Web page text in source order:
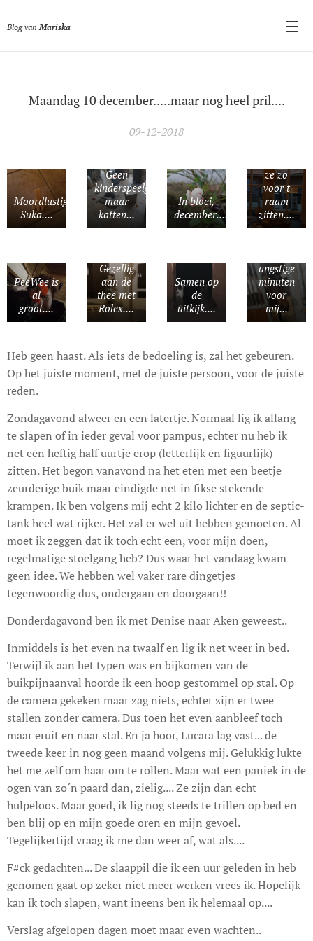
Blog van Mariska
Maandag 10 december.....maar nog heel pril....
09-12-2018
Moordlustige
Suka....
Geen
kinderspeelgoed
maar
katten...
In bloei,
december.....
ze zo
voor t
raam
zitten....
PeeWee is
al
groot....
Gezellig
aan de
thee met
Rolex....
Samen op
de
uitkijk....
de
op de
wand zijn
de enige
angstige
minuten
voor
mij...
Heb geen haast. Als iets de bedoeling is, zal het gebeuren.
Op het juiste moment, met de juiste persoon, voor de juiste
reden.
Zondagavond alweer en een latertje. Normaal lig ik allang
te slapen of in ieder geval voor pampus, echter nu heb ik
net een heftig half uurtje erop (letterlijk en figuurlijk)
zitten. Het begon vanavond na het eten met een beetje
zeurderige buik maar eindigde net in fikse stekende
krampen. Ik ben volgens mij echt 2 kilo lichter en de septic-
tank heel wat rijker. Het zal er wel uit hebben gemoeten. Al
moet ik zeggen dat ik toch echt een, voor mijn doen,
regelmatige stoelgang heb? Dus waar het vandaag kwam
geen idee. We hebben wel vaker rare dingetjes
tegenwoordig dus, ondergaan en doorgaan!!
Donderdagavond ben ik met Denise naar Aken geweest..
Inmiddels is het even na twaalf en lig ik net weer in bed.
Terwijl ik aan het typen was en bijkomen van de
buikpijnaanval hoorde ik een hoop gestommel op stal. Op
de camera gekeken maar zag niets, echter zijn er twee
stallen zonder camera. Dus toen het even aanbleef toch
maar eruit en naar stal. En ja hoor, Lucara lag vast... de
tweede keer in nog geen maand volgens mij. Gelukkig lukte
het me zelf om haar om te rollen. Maar wat een paniek in de
ogen van zo´n paard dan, zielig.... Ze zijn dan echt
hulpeloos. Maar goed, ik lig nog steeds te trillen op bed en
ben blij op en mijn goede oren en mijn gevoel.
Tegelijkertijd vraag ik me dan weer af, wat als....
F#ck gedachten... De slaappil die ik een uur geleden in heb
genomen gaat op zeker niet meer werken vrees ik. Hopelijk
kan ik toch slapen, want ineens ben ik helemaal op....
Verslag afgelopen dagen moet maar even wachten..